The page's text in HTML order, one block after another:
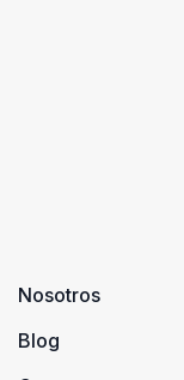
Nosotros
Blog